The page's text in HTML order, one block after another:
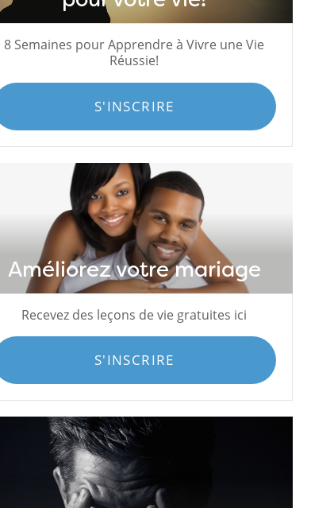
8 Semaines pour Apprendre à Vivre une Vie
Réussie!
S'INSCRIRE
Améliorez votre mariage
Recevez des leçons de vie gratuites ici
S'INSCRIRE